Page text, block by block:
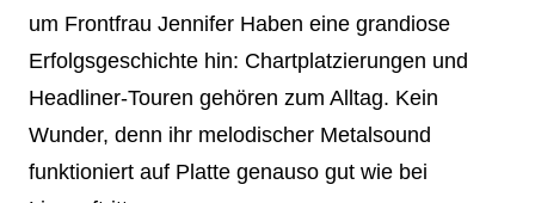
um Frontfrau Jennifer Haben eine grandiose
Erfolgsgeschichte hin: Chartplatzierungen und
Headliner-Touren gehören zum Alltag. Kein
Wunder, denn ihr melodischer Metalsound
funktioniert auf Platte genauso gut wie bei